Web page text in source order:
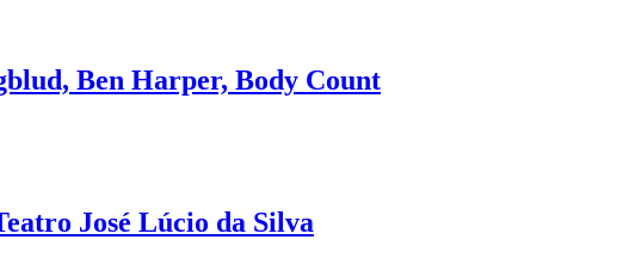
Ben Harper, Body Count
José Lúcio da Silva